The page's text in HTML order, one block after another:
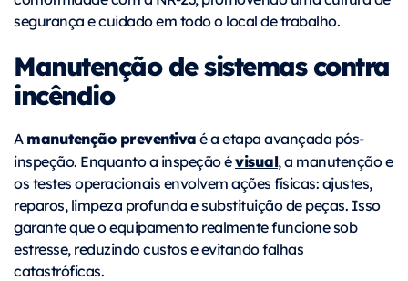
segurança e cuidado em todo o local de trabalho.
Manutenção de sistemas contra
incêndio
Amanutenção preventivaé a etapa avançada pós-
inspeção. Enquanto a inspeção évisual, a manutenção e
os testes operacionais envolvem ações físicas: ajustes,
reparos, limpeza profunda e substituição de peças. Isso
garante que o equipamento realmente funcione sob
estresse, reduzindo custos e evitando falhas
catastróficas.